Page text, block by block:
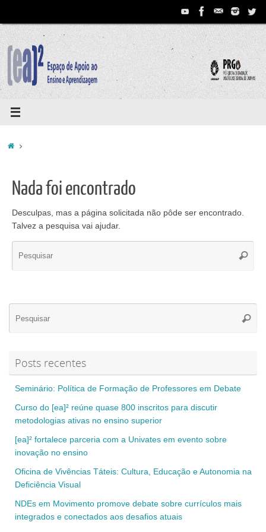
conteúdo
Home
Nada foi encontrado
Desculpas, mas a página solicitada não pôde ser encontrado.
Talvez a pesquisa vai ajudar.
Posts recentes
Seminário: Política de Formação de Professores em Debate
Curso do [ea]² reúne quase 800 inscritos para discutir
metodologias ativas no ensino superior
[ea]² fortalece parceria com a Univates em evento sobre
inovação no ensino
Oficina de Vivências Táteis: Cultura, Educação e Autonomia na
Deficiência Visual
NDEs em Movimento promove debate sobre currículos mais
integrados e conectados aos desafios atuais